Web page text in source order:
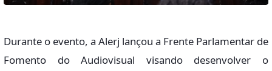
Durante o evento, a Alerj lançou a Frente Parlamentar de
Fomento do Audiovisual visando desenvolver o